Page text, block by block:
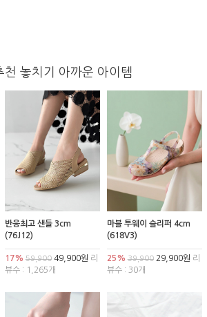
천 놓치기 아까운 아이템
반응최고 샌들 3cm
(76J12)
17% 59,90049,900원 리
뷰수 : 1,265개
마블 투웨이 슬리퍼 4cm
(618V3)
25% 39,90029,900원 리
뷰수 : 30개